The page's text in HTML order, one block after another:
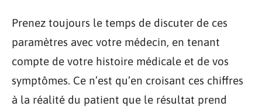
Prenez toujours le temps de discuter de ces
paramètres avec votre médecin, en tenant
compte de votre histoire médicale et de vos
symptômes. Ce n’est qu’en croisant ces chiffres
à la réalité du patient que le résultat prend